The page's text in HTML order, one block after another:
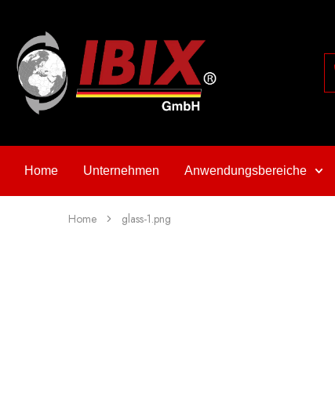
Home Unternehmen Anwendungsbereiche
Home glass-1.png